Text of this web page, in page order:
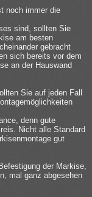
noch immer die
sind, sollten Sie
am besten
gebracht
sich bereits vor dem
an der Hauswand
Sie auf jeden Fall
denn gute
Nicht alle Standard
gut
der Markise,
mal ganz abgesehen